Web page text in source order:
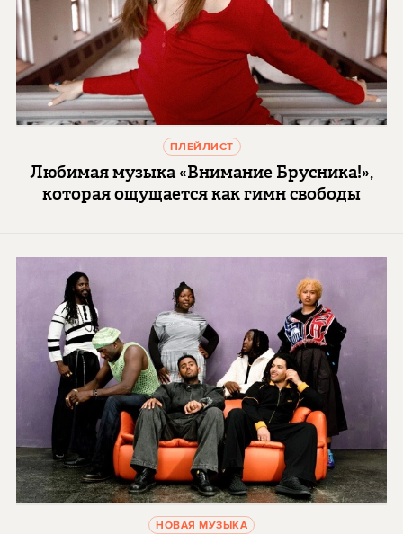
ПЛЕЙЛИСТ
Любимая музыка «Внимание Брусника!»,
которая ощущается как гимн свободы
НОВАЯ МУЗЫКА